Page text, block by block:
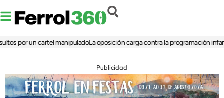
por un cartel manipuladoLa oposición carga contra la programación infantil
Publicidad